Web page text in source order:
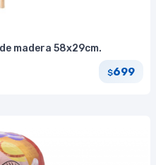
madera 58x29cm.
$699